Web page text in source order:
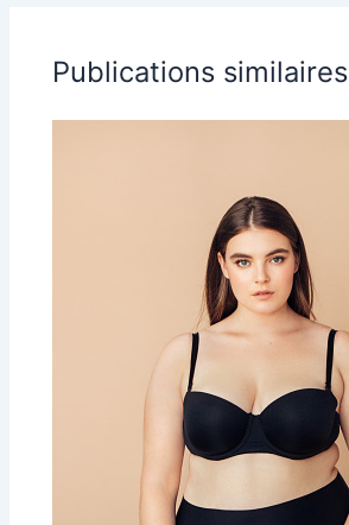
Publications similaires